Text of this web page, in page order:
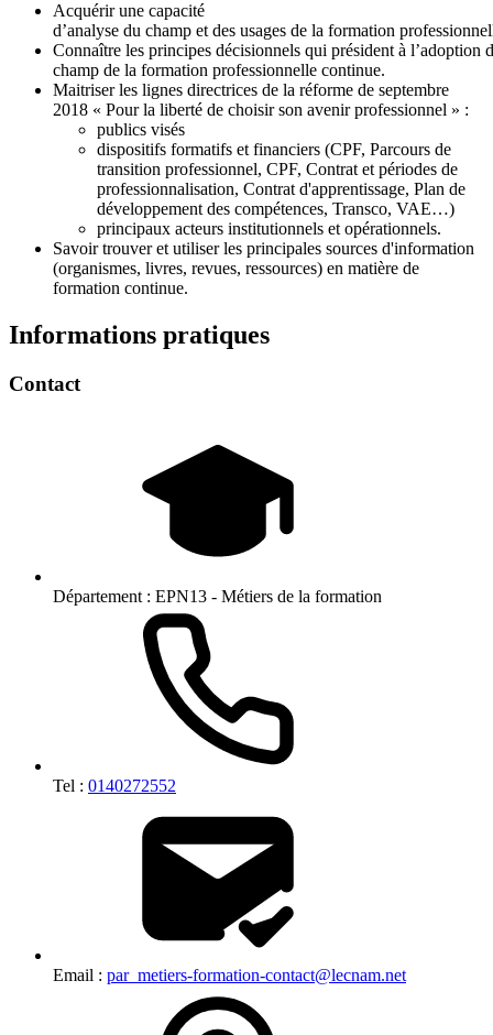
Acquérir une capacité
d’analyse du champ et des usages de la formation
Connaître les principes décisionnels qui président à l’adoption
champ de la formation professionnelle continue.
Maitriser les lignes directrices de la réforme de septembre
2018 « Pour la liberté de choisir son avenir professionnel » :
publics visés
dispositifs formatifs et financiers (CPF, Parcours de
transition professionnel, CPF, Contrat et périodes de
professionnalisation, Contrat d'apprentissage, Plan de
développement des compétences, Transco, VAE…)
principaux acteurs institutionnels et opérationnels.
Savoir trouver et utiliser les principales sources d'information
(organismes, livres, revues, ressources) en matière de
formation continue.
Informations pratiques
Contact
Département : EPN13 - Métiers de la formation
Tel : 0140272552
Email : par_metiers-formation-contact@lecnam.net